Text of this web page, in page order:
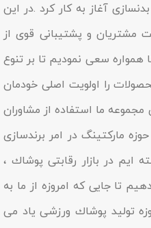
آغاز به کار کرد .در این
مشتریان و پشتیبانی قوی از
سعی نمودیم تا بر تنوع
را اولویت اصلی خودمان
ما استفاده از مشاوران
مارکتینگ در امر برندسازى
ایم در بازار رقابتى پوشاك ،
تا جایى که امروزه از ما به
تولید پوشاك ورزشی یاد مى